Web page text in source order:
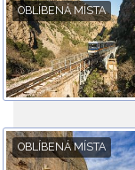
OBLÍBENÁ MÍSTA
OBLÍBENÁ MÍSTA